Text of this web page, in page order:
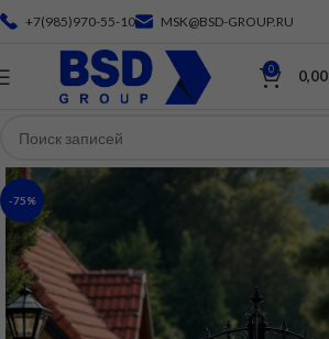
+7(985)970-55-10 MSK@BSD-GROUP.RU
0 0,00
-75%